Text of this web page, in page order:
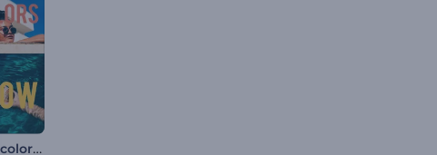
Presentazione di colori dinamici